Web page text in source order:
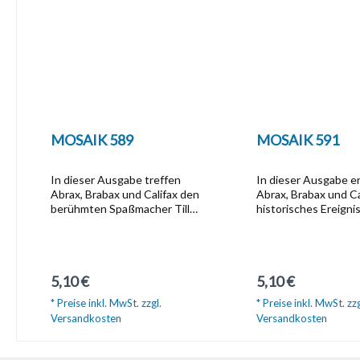
MOSAIK 589
In dieser Ausgabe treffen
Abrax, Brabax und Califax den
berühmten Spaßmacher Till
wie ihn die Abrafaxe vor dem
und warum sie gemeinsam
einem Esel das Lesen
Regulärer Preis:
5,10 €
* Preise inkl. MwSt. zzgl.
Versandkosten
MOSAIK 591
In dieser Ausgabe
Abrax, Brabax und
historisches
wozu eine Hutnadel
gewagte
das erfahrt ihr in
Regulärer Preis:
5,10 €
* Preise inkl. MwSt.
Versandkosten